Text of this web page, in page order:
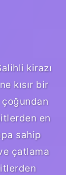
kirazı
kısır bir
çoğundan
en
sahip
çatlama